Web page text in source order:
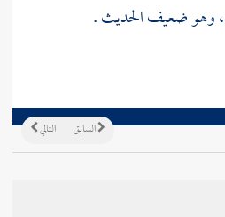
، وهو ضعيف الحديث .
التالي السابق